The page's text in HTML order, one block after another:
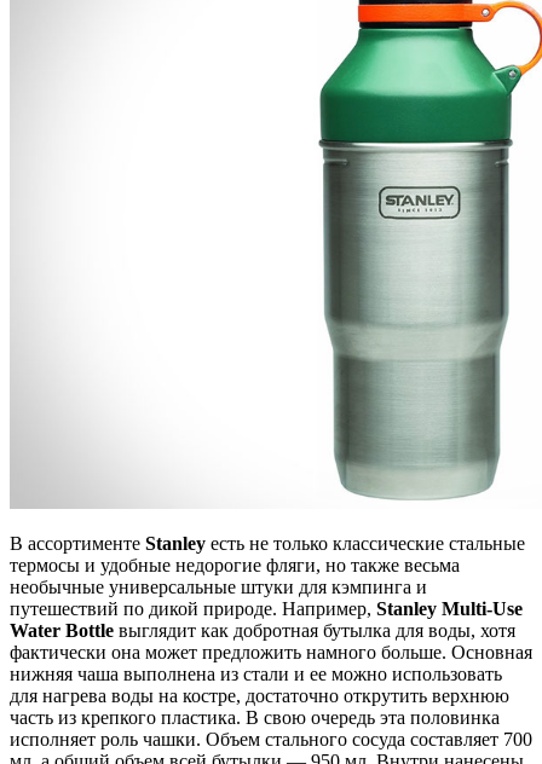
В ассортименте Stanley есть не только классические стальные
термосы и удобные недорогие фляги, но также весьма
необычные универсальные штуки для кэмпинга и
путешествий по дикой природе. Например, Stanley Multi-Use
Water Bottle выглядит как добротная бутылка для воды, хотя
фактически она может предложить намного больше. Основная
нижняя чаша выполнена из стали и ее можно использовать
для нагрева воды на костре, достаточно открутить верхнюю
часть из крепкого пластика. В свою очередь эта половинка
исполняет роль чашки. Объем стального сосуда составляет 700